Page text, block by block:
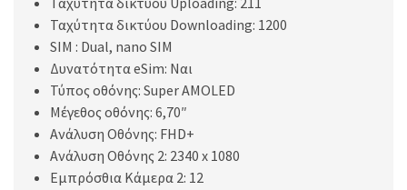
Ταχύτητα δικτύου Downloading: 1200
SIM : Dual, nano SIM
Δυνατότητα eSim: Ναι
Τύπος οθόνης: Super AMOLED
Μέγεθος οθόνης: 6,70″
Ανάλυση Οθόνης: FHD+
Ανάλυση Οθόνης 2: 2340 x 1080
Εμπρόσθια Κάμερα 2: 12